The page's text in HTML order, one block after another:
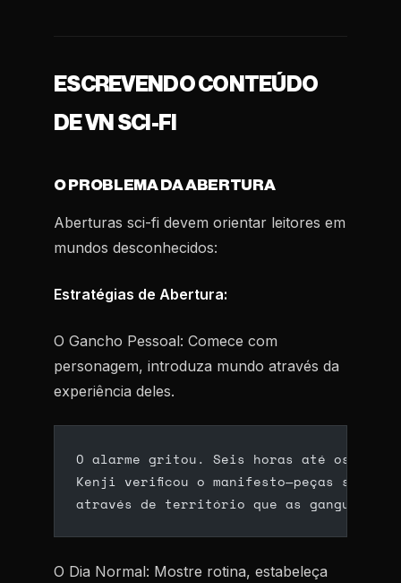
ESCREVENDO CONTEÚDO
DE VN SCI-FI
O PROBLEMA DA ABERTURA
Aberturas sci-fi devem orientar leitores em
mundos desconhecidos:
Estratégias de Abertura:
O Gancho Pessoal: Comece com
personagem, introduza mundo através da
experiência deles.
O alarme gritou. Seis horas até os
Kenji verificou o manifesto—peças
através de território que as gangues
O Dia Normal: Mostre rotina, estabeleça